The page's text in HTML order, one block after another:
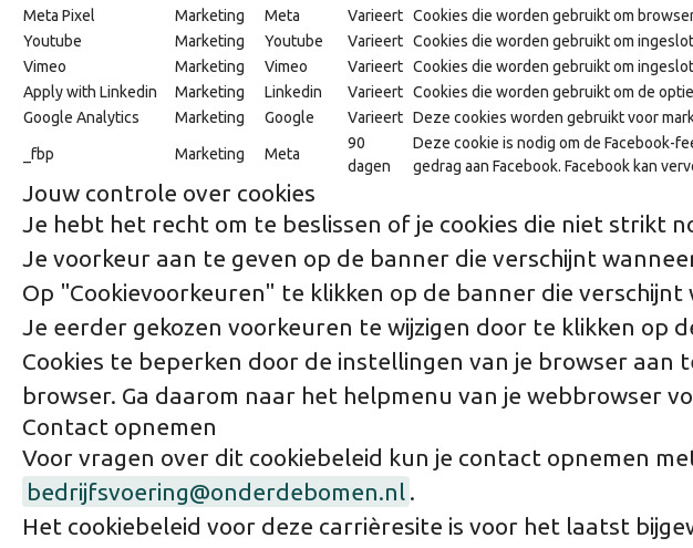
Meta Pixel Marketing Meta Varieert Cookies die worden gebruikt om
Youtube
Marketing Youtube Varieert Cookies die worden gebruikt om
Vimeo
Marketing Vimeo Varieert Cookies die worden gebruikt om
Apply with Linkedin
Marketing Linkedin Varieert Cookies die worden gebruikt om de
Google Analytics
Marketing Google Varieert Deze cookies worden gebruikt voor
_fbp Marketing Meta
90
dagen
Deze cookie is nodig om de Facebook-
gedrag aan Facebook. Facebook kan
Jouw controle over cookies
Je hebt het recht om te beslissen of je cookies die niet strikt
Je voorkeur aan te geven op de banner die verschijnt
Op "Cookievoorkeuren" te klikken op de banner die
Je eerder gekozen voorkeuren te wijzigen door te klikken op
Cookies te beperken door de instellingen van je browser
browser. Ga daarom naar het helpmenu van je webbrowser
Contact opnemen
Voor vragen over dit cookiebeleid kun je contact opnemen
bedrijfsvoering@onderdebomen.nl .
Het cookiebeleid voor deze carrièresite is voor het laatst